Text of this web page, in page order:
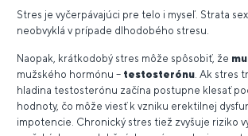
Stres je vyčerpávajúci pre telo i myseľ. Strata
neobvyklá v prípade dlhodobého stresu.
Naopak, krátkodobý stres môže spôsobiť, že
mužského hormónu – testosterónu. Ak stres
hladina testosterónu začína postupne klesať
hodnoty, čo môže viesť k vzniku erektilnej
impotencie. Chronický stres tiež zvyšuje riziko